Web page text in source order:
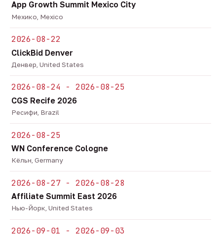
App Growth Summit Mexico City
Мехико, Mexico
2026-08-22
ClickBid Denver
Денвер, United States
2026-08-24 - 2026-08-25
CGS Recife 2026
Ресифи, Brazil
2026-08-25
WN Conference Cologne
Кёльн, Germany
2026-08-27 - 2026-08-28
Affiliate Summit East 2026
Нью-Йорк, United States
2026-09-01 - 2026-09-03